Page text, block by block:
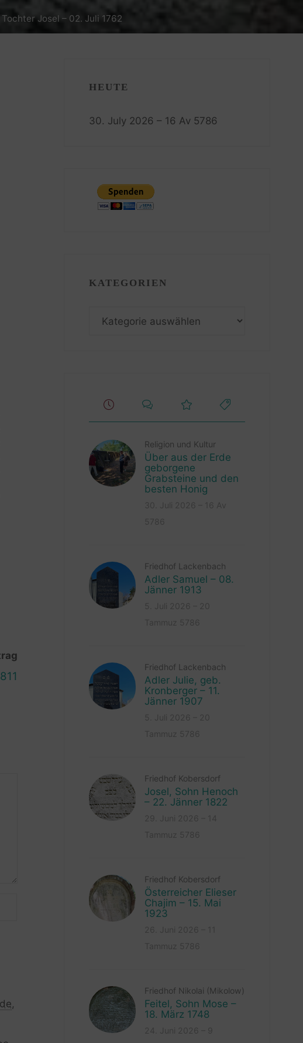
Josel – 02. Juli 1762
,
HEUTE
30. July 2026 – 16 Av 5786
KATEGORIEN
Religion und Kultur
Über aus der Erde
geborgene
Grabsteine und den
besten Honig
Friedhof Lackenbach
Adler Samuel – 08.
Jänner 1913
Friedhof Lackenbach
Adler Julie, geb.
Kronberger – 11.
Jänner 1907
Friedhof Kobersdorf
Josel, Sohn Henoch
– 22. Jänner 1822
Friedhof Kobersdorf
Österreicher Elieser
Chajim – 15. Mai
1923
Friedhof Nikolai (Mikolow)
Feitel, Sohn Mose –
18. März 1748